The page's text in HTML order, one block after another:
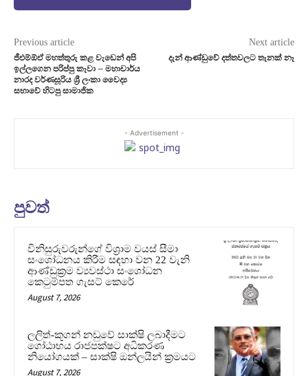
Previous article
ජීඑම්ඕඒ මහත්තුරු කළ වැඩෙන් අපි
ඉල්ලගෙන පරිප්පු කෑවා – මහාචාර්ය
නාරද වර්ණසූරිය ශ්‍රී ලංකා වෛද්‍ය
සභාවේ හිටපු සාමාජික
Next article
දැන් ආණ්ඩුවේ දත්තවලට තැනක් නෑ
- Advertisement -
පුවත්
විනිසුරුවරුන්ගේ විශ්‍රාම වයස් සීමා
සංශෝධනය කිරීම සඳහා වන 22 වැනි
ආණ්ඩුක්‍රම ව්‍යවස්ථා සංශෝධන
කෙටුම්පත ගැසට් කෙරේ
August 7, 2026
ලලිත්-කූගන් නඩුවේ සාක්ෂි ලබාදීමට
ගෝඨාභය රාජපක්ෂට අධිකරණ
නියෝගයක් – සාක්ෂි ඔන්ලයින් ක්‍රමයට
August 7, 2026